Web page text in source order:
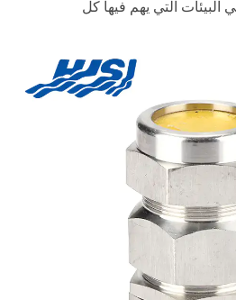
البيئات التي يهم فيها كل